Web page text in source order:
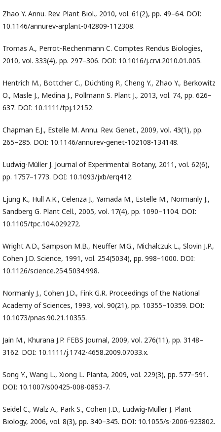
Zhao Y. Annu. Rev. Plant Biol., 2010, vol. 61(2), pp. 49–64. DOI:
10.1146/annurev-arplant-042809-112308.
Tromas A., Perrot-Rechenmann C. Comptes Rendus Biologies,
2010, vol. 333(4), pp. 297–306. DOI: 10.1016/j.crvi.2010.01.005.
Hentrich M., Böttcher C., Düchting P., Cheng Y., Zhao Y., Berkowitz
O., Masle J., Medina J., Pollmann S. Plant J., 2013, vol. 74, pp. 626–
637. DOI: 10.1111/tpj.12152.
Chapman E.J., Estelle M. Annu. Rev. Genet., 2009, vol. 43(1), pp.
265–285. DOI: 10.1146/annurev-genet-102108-134148.
Ludwig-Müller J. Journal of Experimental Botany, 2011, vol. 62(6),
pp. 1757–1773. DOI: 10.1093/jxb/erq412.
Ljung K., Hull A.K., Celenza J., Yamada M., Estelle M., Normanly J.,
Sandberg G. Plant Cell., 2005, vol. 17(4), pp. 1090–1104. DOI:
10.1105/tpc.104.029272.
Wright A.D., Sampson M.B., Neuffer M.G., Michalczuk L., Slovin J.P.,
Cohen J.D. Science, 1991, vol. 254(5034), pp. 998–1000. DOI:
10.1126/science.254.5034.998.
Normanly J., Cohen J.D., Fink G.R. Proceedings of the National
Academy of Sciences, 1993, vol. 90(21), pp. 10355–10359. DOI:
10.1073/pnas.90.21.10355.
Jain M., Khurana J.P. FEBS Journal, 2009, vol. 276(11), pp. 3148–
3162. DOI: 10.1111/j.1742-4658.2009.07033.x.
Song Y., Wang L., Xiong L. Planta, 2009, vol. 229(3), pp. 577–591.
DOI: 10.1007/s00425-008-0853-7.
Seidel C., Walz A., Park S., Cohen J.D., Ludwig-Müller J. Plant
Biology, 2006, vol. 8(3), pp. 340–345. DOI: 10.1055/s-2006-923802.